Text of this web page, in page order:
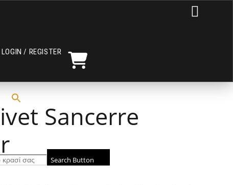

LOGIN / REGISTER
Search Button
Sancerre